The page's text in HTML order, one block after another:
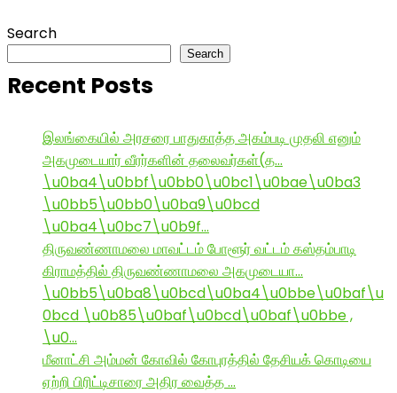
Search
Search
Recent Posts
இலங்கையில் அரசரை பாதுகாத்த அகம்படி முதலி எனும்
அகமுடையார் வீரர்களின் தலைவர்கள்(த…
\u0ba4\u0bbf\u0bb0\u0bc1\u0bae\u0ba3
\u0bb5\u0bb0\u0ba9\u0bcd
\u0ba4\u0bc7\u0b9f…
திருவண்ணாமலை மாவட்டம் போளூர் வட்டம் கஸ்தம்பாடி
கிராமத்தில் திருவண்ணாமலை அகமுடையா…
\u0bb5\u0ba8\u0bcd\u0ba4\u0bbe\u0baf\u
0bcd \u0b85\u0baf\u0bcd\u0baf\u0bbe ,
\u0…
மீனாட்சி அம்மன் கோவில் கோபுரத்தில் தேசியக் கொடியை
ஏற்றி பிரிட்டிசாரை அதிர வைத்த …